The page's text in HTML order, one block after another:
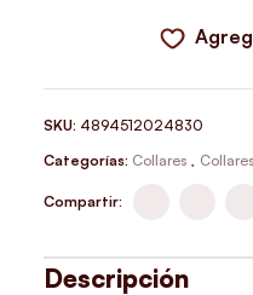
SKU: 4894512024830
Categorías: Collares
Compartir:
Descripción